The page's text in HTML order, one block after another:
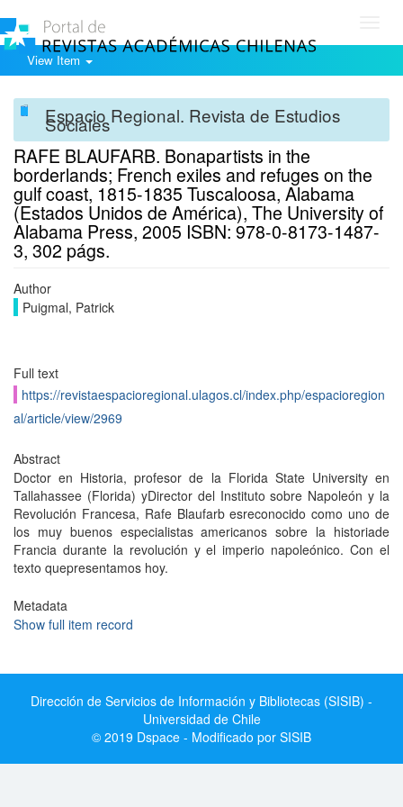
View Item
Espacio Regional. Revista de Estudios
Sociales
RAFE BLAUFARB. Bonapartists in the
borderlands; French exiles and refuges on the
gulf coast, 1815-1835 Tuscaloosa, Alabama
(Estados Unidos de América), The University of
Alabama Press, 2005 ISBN: 978-0-8173-1487-
3, 302 págs.
Author
Puigmal, Patrick
Full text
https://revistaespacioregional.ulagos.cl/index.php/espacioregion
al/article/view/2969
Abstract
Doctor en Historia, profesor de la Florida State University en
Tallahassee (Florida) yDirector del Instituto sobre Napoleón y la
Revolución Francesa, Rafe Blaufarb esreconocido como uno de
los muy buenos especialistas americanos sobre la historiade
Francia durante la revolución y el imperio napoleónico. Con el
texto quepresentamos hoy.
Metadata
Show full item record
Dirección de Servicios de Información y Bibliotecas (SISIB) -
Universidad de Chile
© 2019 Dspace - Modificado por SISIB